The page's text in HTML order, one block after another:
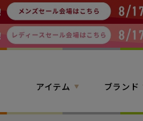
アイテム ブランド